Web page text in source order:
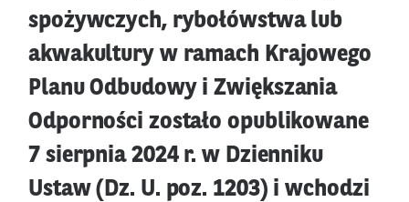
spożywczych, rybołówstwa lub
akwakultury w ramach Krajowego
Planu Odbudowy i Zwiększania
Odporności zostało opublikowane
7 sierpnia 2024 r. w Dzienniku
Ustaw (Dz. U. poz. 1203) i wchodzi